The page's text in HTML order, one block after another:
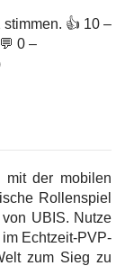
stimmen. 👍 10 –
0 –
mit der mobilen
Rollenspiel
UBIS. Nutze
Echtzeit-PVP-
zum Sieg zu